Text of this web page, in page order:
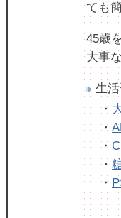
ても
45歳
大事
生
・
・
・
・
・